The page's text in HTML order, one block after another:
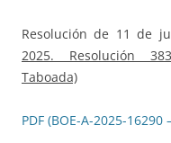
Resolución de 11 de
2025. Resolución
Taboada)
PDF (BOE-A-2025-16290